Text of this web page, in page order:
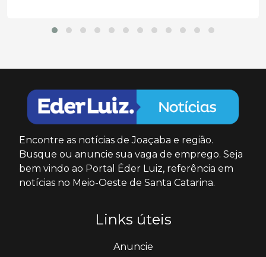
Encontre as notícias de Joaçaba e região.
Busque ou anuncie sua vaga de emprego. Seja
bem vindo ao Portal Éder Luiz, referência em
notícias no Meio-Oeste de Santa Catarina.
Links úteis
Anuncie